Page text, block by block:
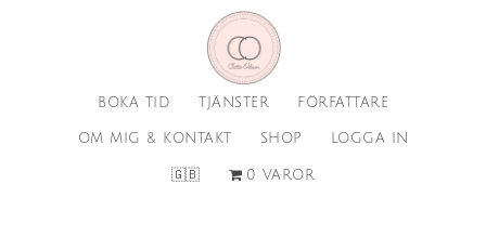
BOKA TID TJÄNSTER FÖRFATTARE
OM MIG & KONTAKT SHOP LOGGA IN
🇬🇧 0 VAROR